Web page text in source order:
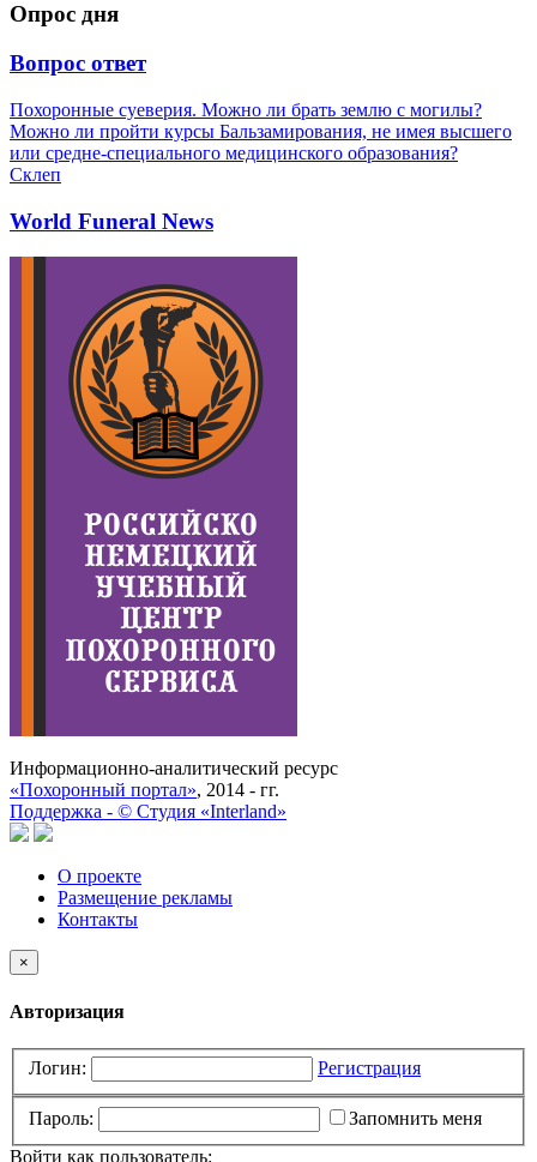
Опрос дня
Вопрос ответ
Похоронные суеверия. Можно ли брать землю с могилы?
Можно ли пройти курсы Бальзамирования, не имея высшего
или средне-специального медицинского образования?
Склеп
World Funeral News
Информационно-аналитический ресурс
«Похоронный портал», 2014 - гг.
Поддержка - © Cтудия «Interland»
О проекте
Размещение рекламы
Контакты
×
Авторизация
Логин: Регистрация
Пароль:
Запомнить меня
Войти как пользователь: